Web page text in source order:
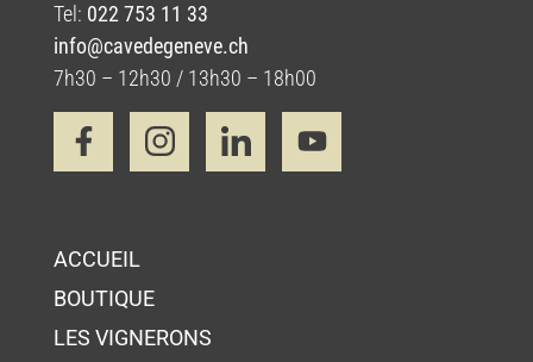
Tel: 022 753 11 33
info@cavedegeneve.ch
7h30 – 12h30 / 13h30 – 18h00
ACCUEIL
BOUTIQUE
LES VIGNERONS